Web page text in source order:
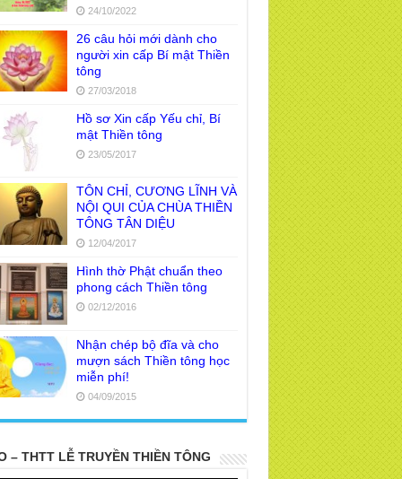
24/10/2022
26 câu hỏi mới dành cho
người xin cấp Bí mật Thiền
tông
27/03/2018
Hồ sơ Xin cấp Yếu chỉ, Bí
mật Thiền tông
23/05/2017
TÔN CHỈ, CƯƠNG LĨNH VÀ
NỘI QUI CỦA CHÙA THIỀN
TÔNG TÂN DIỆU
12/04/2017
Hình thờ Phật chuẩn theo
phong cách Thiền tông
02/12/2016
Nhận chép bộ đĩa và cho
mượn sách Thiền tông học
miễn phí!
04/09/2015
– THTT LỄ TRUYỀN THIỀN TÔNG